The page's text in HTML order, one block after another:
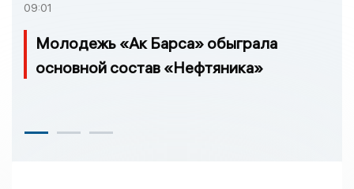
09:01
Молодежь «Ак Барса» обыграла
основной состав «Нефтяника»